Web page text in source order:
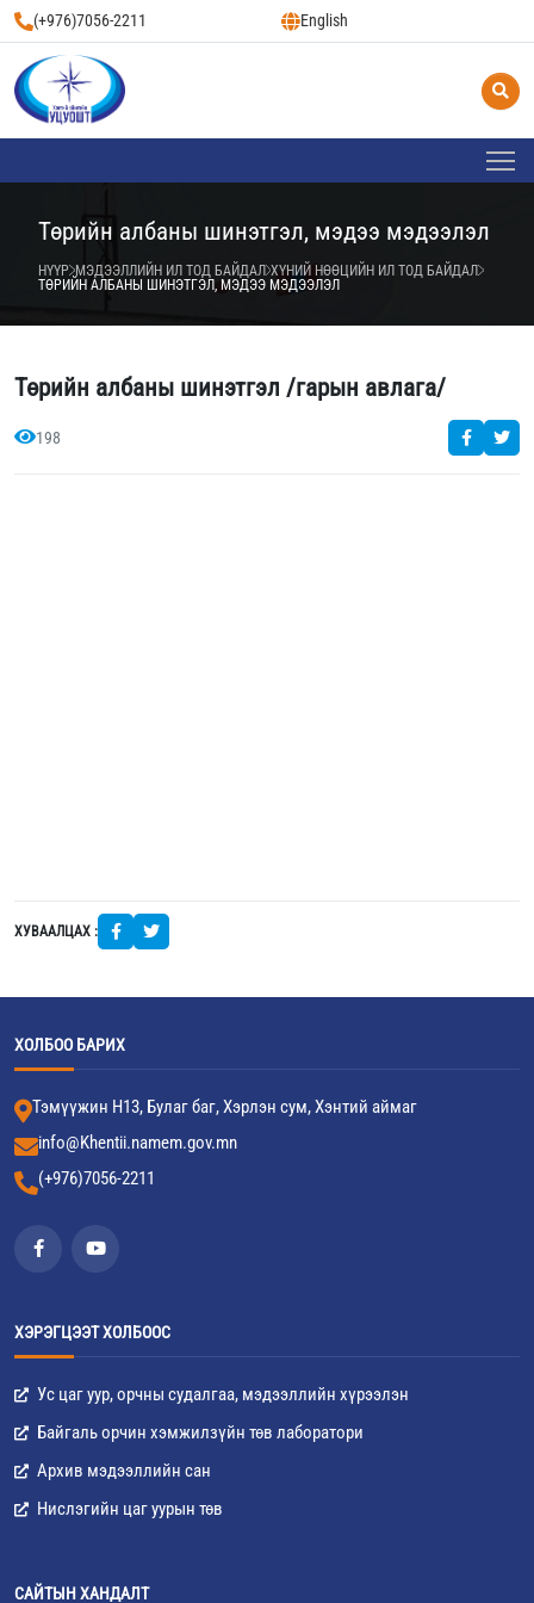
(+976)7056-2211 English
Төрийн албаны шинэтгэл, мэдээ мэдээлэл
НҮҮР МЭДЭЭЛЛИЙН ИЛ ТОД БАЙДАЛ ХҮНИЙ НӨӨЦИЙН ИЛ ТОД БАЙДАЛ
ТӨРИЙН АЛБАНЫ ШИНЭТГЭЛ, МЭДЭЭ МЭДЭЭЛЭЛ
Төрийн албаны шинэтгэл /гарын авлага/
198
ХУВААЛЦАХ :
ХОЛБОО БАРИХ
Тэмүүжин Н13, Булаг баг, Хэрлэн сум, Хэнтий аймаг
info@Khentii.namem.gov.mn
(+976)7056-2211
ХЭРЭГЦЭЭТ ХОЛБООС
Ус цаг уур, орчны судалгаа, мэдээллийн хүрээлэн
Байгаль орчин хэмжилзүйн төв лаборатори
Архив мэдээллийн сан
Нислэгийн цаг уурын төв
САЙТЫН ХАНДАЛТ